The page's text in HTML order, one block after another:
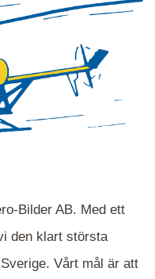
Bilder AB. Med ett
den klart största
Vårt mål är att